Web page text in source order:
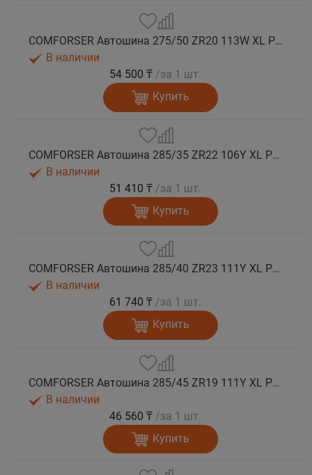
COMFORSER Автошина 275/50 ZR20 113W XL PURESPEED лето
В наличии
54 500 ₸ /за 1 шт.
Купить
COMFORSER Автошина 285/35 ZR22 106Y XL PURESPEED лето
В наличии
51 410 ₸ /за 1 шт.
Купить
COMFORSER Автошина 285/40 ZR23 111Y XL PURESPEED лето
В наличии
61 740 ₸ /за 1 шт.
Купить
COMFORSER Автошина 285/45 ZR19 111Y XL PURESPEED лето
В наличии
46 560 ₸ /за 1 шт.
Купить